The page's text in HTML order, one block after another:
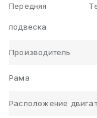
Передняя
подвеска
Производитель
Рама
Расположение